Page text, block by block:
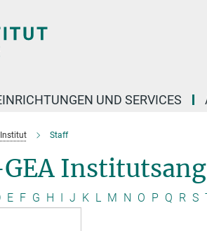
UND SERVICES
Institut Staff
E F G H I J K L M N O P Q R S